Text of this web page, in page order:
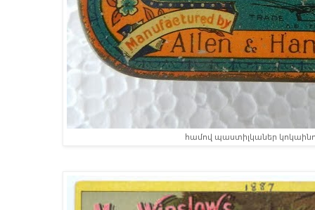
համով պաստիլկաներ